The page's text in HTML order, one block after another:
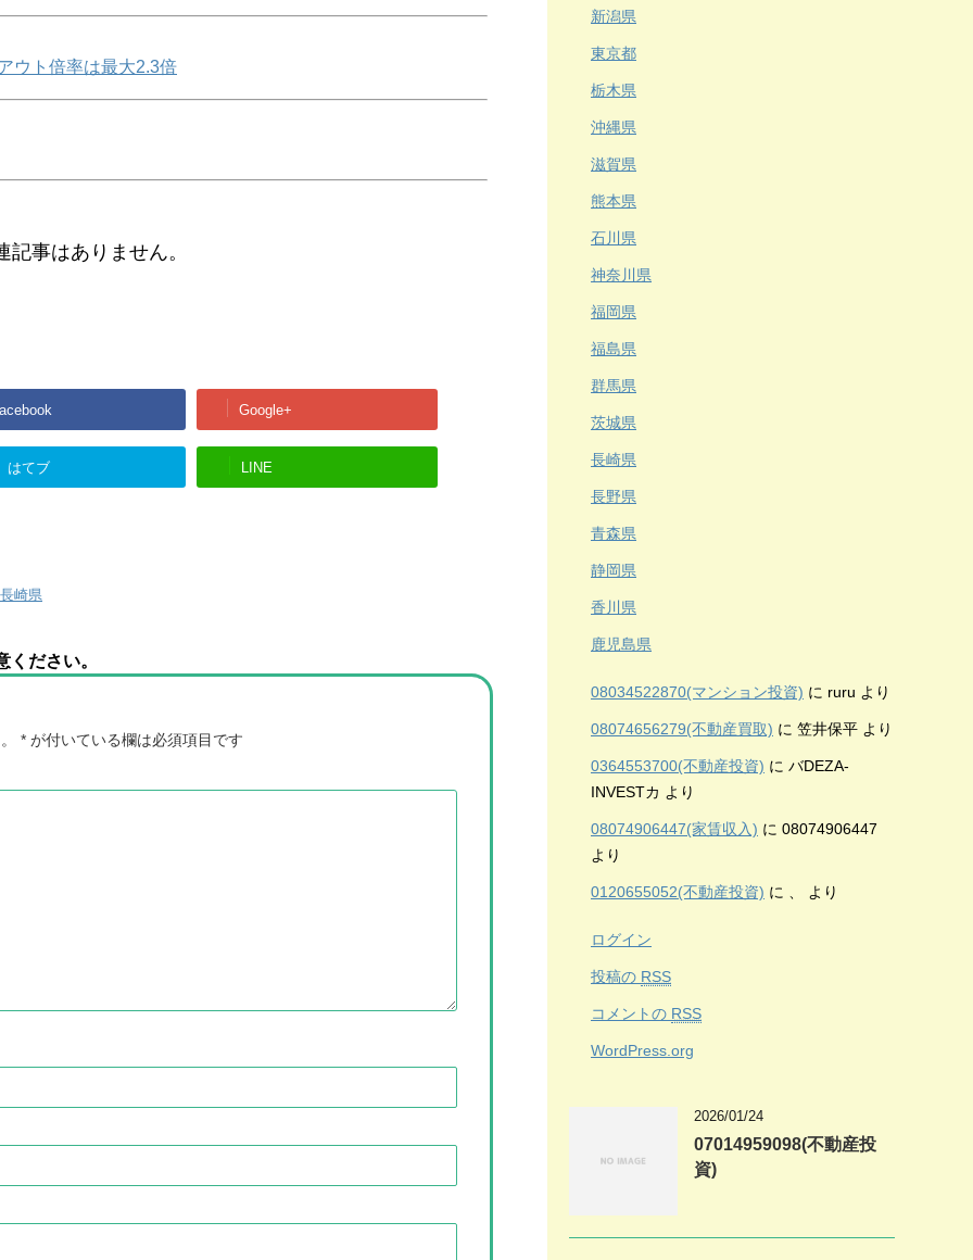
ウト倍率は最大2.3倍
記事はありません。
Google+
はてブ LINE
長崎県
ださい。
* が付いている欄は必須項目です
新潟県
東京都
栃木県
沖縄県
滋賀県
熊本県
石川県
神奈川県
福岡県
福島県
群馬県
茨城県
長崎県
長野県
青森県
静岡県
香川県
鹿児島県
08034522870(マンション投資) に ruru より
08074656279(不動産買取) に 笠井保平 より
0364553700(不動産投資) に バDEZA-
INVESTカ より
08074906447(家賃収入) に 08074906447
より
0120655052(不動産投資) に 、 より
ログイン
投稿の RSS
コメントの RSS
WordPress.org
2026/01/24
07014959098(不動産投
資)